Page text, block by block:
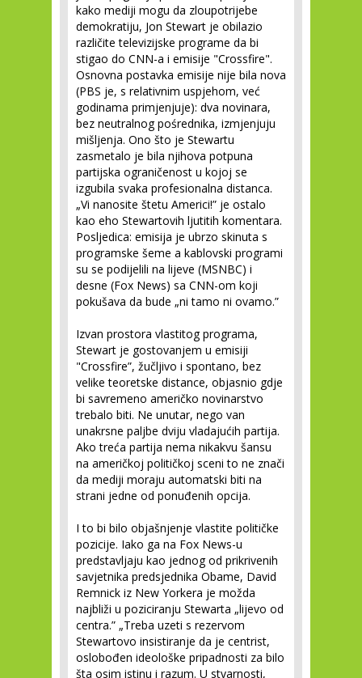
kako mediji mogu da zloupotrijebe
demokratiju, Jon Stewart je obilazio
različite televizijske programe da bi
stigao do CNN-a i emisije "Crossfire".
Osnovna postavka emisije nije bila nova
(PBS je, s relativnim uspjehom, već
godinama primjenjuje): dva novinara,
bez neutralnog pośrednika, izmjenjuju
mišljenja. Ono što je Stewartu
zasmetalo je bila njihova potpuna
partijska ograničenost u kojoj se
izgubila svaka profesionalna distanca.
„Vi nanosite štetu Americi!” je ostalo
kao eho Stewartovih ljutitih komentara.
Posljedica: emisija je ubrzo skinuta s
programske šeme a kablovski programi
su se podijelili na lijeve (MSNBC) i
desne (Fox News) sa CNN-om koji
pokušava da bude „ni tamo ni ovamo.”
Izvan prostora vlastitog programa,
Stewart je gostovanjem u emisiji
"Crossfire”, žučljivo i spontano, bez
velike teoretske distance, objasnio gdje
bi savremeno američko novinarstvo
trebalo biti. Ne unutar, nego van
unakrsne paljbe dviju vladajućih partija.
Ako treća partija nema nikakvu šansu
na američkoj političkoj sceni to ne znači
da mediji moraju automatski biti na
strani jedne od ponuđenih opcija.
I to bi bilo objašnjenje vlastite političke
pozicije. Iako ga na Fox News-u
predstavljaju kao jednog od prikrivenih
savjetnika predsjednika Obame, David
Remnick iz New Yorkera je možda
najbliži u poziciranju Stewarta „lijevo od
centra.” „Treba uzeti s rezervom
Stewartovo insistiranje da je centrist,
oslobođen ideološke pripadnosti za bilo
šta osim istinu i razum. U stvarnosti,